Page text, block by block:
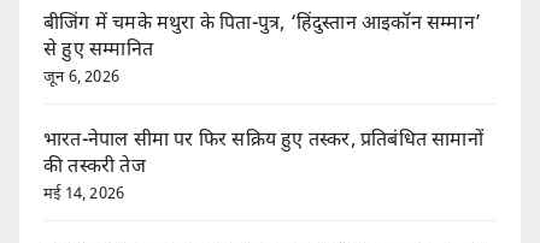
बीजिंग में चमके मथुरा के पिता-पुत्र, ‘हिंदुस्तान आइकॉन सम्मान’
से हुए सम्मानित
जून 6, 2026
भारत-नेपाल सीमा पर फिर सक्रिय हुए तस्कर, प्रतिबंधित सामानों
की तस्करी तेज
मई 14, 2026